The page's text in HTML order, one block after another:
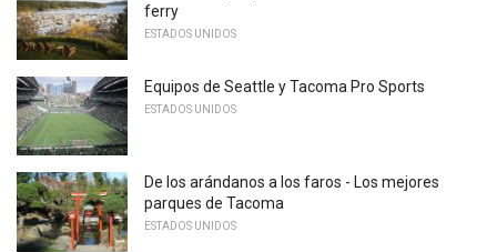
ferry
ESTADOS UNIDOS
Equipos de Seattle y Tacoma Pro Sports
ESTADOS UNIDOS
De los arándanos a los faros - Los mejores
parques de Tacoma
ESTADOS UNIDOS